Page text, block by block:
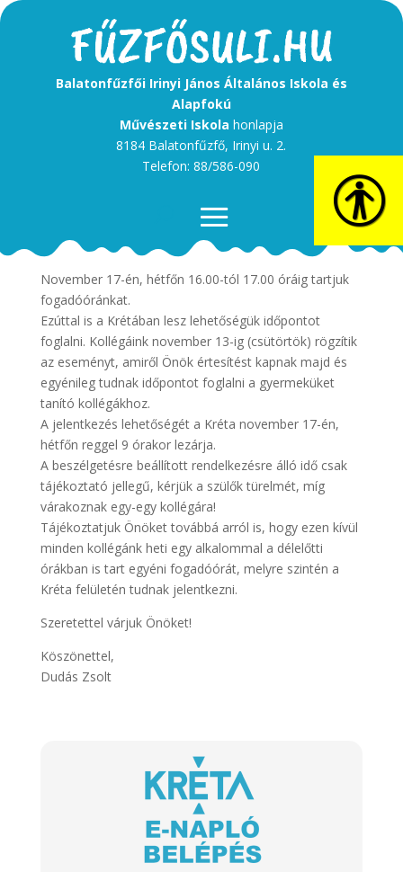
Balatonfűzfői Irinyi János Általános Iskola és
Alapfokú
Művészeti Iskola honlapja
8184 Balatonfűzfő, Irinyi u. 2.
Telefon: 88/586-090
Kedves Szülők!
November 17-én, hétfőn 16.00-tól 17.00 óráig tartjuk
fogadóóránkat.
Ezúttal is a Krétában lesz lehetőségük időpontot
foglalni. Kollégáink november 13-ig (csütörtök) rögzítik
az eseményt, amiről Önök értesítést kapnak majd és
egyénileg tudnak időpontot foglalni a gyermeküket
tanító kollégákhoz.
A jelentkezés lehetőségét a Kréta november 17-én,
hétfőn reggel 9 órakor lezárja.
A beszélgetésre beállított rendelkezésre álló idő csak
tájékoztató jellegű, kérjük a szülők türelmét, míg
várakoznak egy-egy kollégára!
Tájékoztatjuk Önöket továbbá arról is, hogy ezen kívül
minden kollégánk heti egy alkalommal a délelőtti
órákban is tart egyéni fogadóórát, melyre szintén a
Kréta felületén tudnak jelentkezni.
Szeretettel várjuk Önöket!
Köszönettel,
Dudás Zsolt